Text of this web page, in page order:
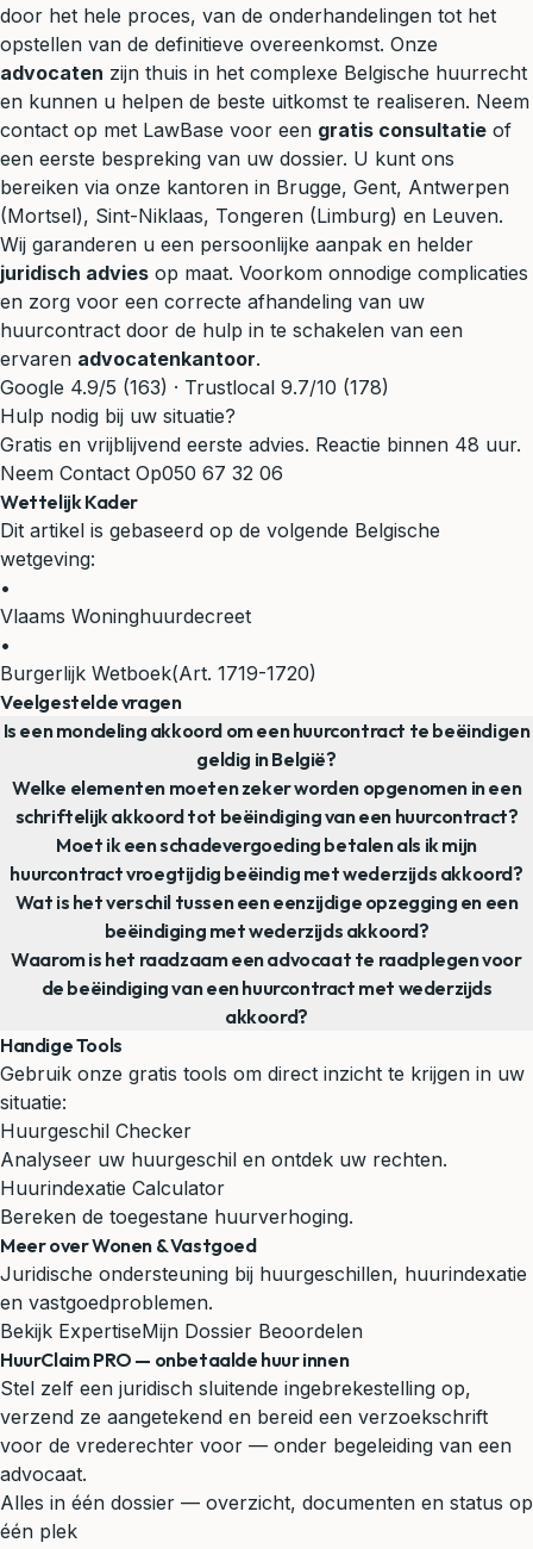
door het hele proces, van de onderhandelingen tot het
opstellen van de definitieve overeenkomst. Onze
advocaten zijn thuis in het complexe Belgische huurrecht
en kunnen u helpen de beste uitkomst te realiseren. Neem
contact op met LawBase voor een gratis consultatie of
een eerste bespreking van uw dossier. U kunt ons
bereiken via onze kantoren in Brugge, Gent, Antwerpen
(Mortsel), Sint-Niklaas, Tongeren (Limburg) en Leuven.
Wij garanderen u een persoonlijke aanpak en helder
juridisch advies op maat. Voorkom onnodige complicaties
en zorg voor een correcte afhandeling van uw
huurcontract door de hulp in te schakelen van een
ervaren advocatenkantoor.
Google 4.9/5 (163) · Trustlocal 9.7/10 (178)
Hulp nodig bij uw situatie?
Gratis en vrijblijvend eerste advies. Reactie binnen 48 uur.
Neem Contact Op050 67 32 06
Wettelijk Kader
Dit artikel is gebaseerd op de volgende Belgische
wetgeving:
•
Vlaams Woninghuurdecreet
•
Burgerlijk Wetboek(Art. 1719-1720)
Veelgestelde vragen
Is een mondeling akkoord om een huurcontract te beëindigen
geldig in België?
Welke elementen moeten zeker worden opgenomen in een
schriftelijk akkoord tot beëindiging van een huurcontract?
Moet ik een schadevergoeding betalen als ik mijn
huurcontract vroegtijdig beëindig met wederzijds akkoord?
Wat is het verschil tussen een eenzijdige opzegging en een
beëindiging met wederzijds akkoord?
Waarom is het raadzaam een advocaat te raadplegen voor
de beëindiging van een huurcontract met wederzijds
akkoord?
Handige Tools
Gebruik onze gratis tools om direct inzicht te krijgen in uw
situatie:
Huurgeschil Checker
Analyseer uw huurgeschil en ontdek uw rechten.
Huurindexatie Calculator
Bereken de toegestane huurverhoging.
Meer over Wonen & Vastgoed
Juridische ondersteuning bij huurgeschillen, huurindexatie
en vastgoedproblemen.
Bekijk ExpertiseMijn Dossier Beoordelen
HuurClaim PRO — onbetaalde huur innen
Stel zelf een juridisch sluitende ingebrekestelling op,
verzend ze aangetekend en bereid een verzoekschrift
voor de vrederechter voor — onder begeleiding van een
advocaat.
Alles in één dossier — overzicht, documenten en status op
één plek